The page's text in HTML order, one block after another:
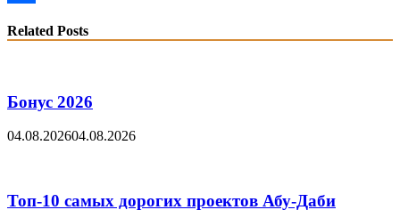
Related Posts
Бонус 2026
04.08.202604.08.2026
Топ-10 самых дорогих проектов Абу-Даби